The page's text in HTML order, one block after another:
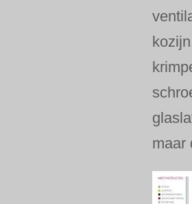
maar